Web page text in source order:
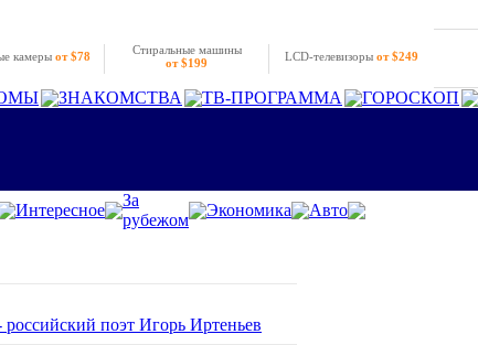
камеры от $78
Стиральные машины
от $199
LCD-телевизоры от $249
ЗНАКОМСТВА ТВ-ПРОГРАММА ГОРОСКОП
Интересное
За
рубежом
Экономика
Авто
поэт Игорь Иртеньев